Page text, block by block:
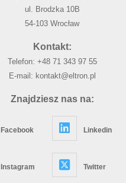
ul. Brodzka 10B
54-103 Wrocław
Kontakt:
Telefon: +48 71 343 97 55
E-mail: kontakt@eltron.pl
Znajdziesz nas na:
Facebook Linkedin
Instagram Twitter